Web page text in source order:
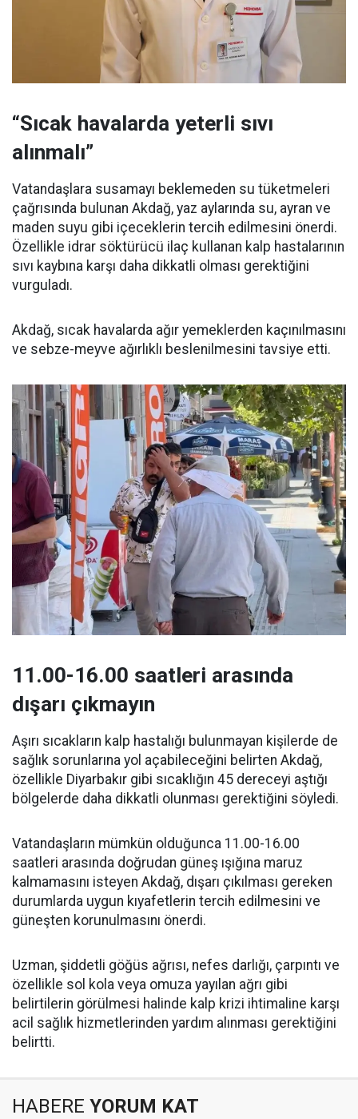
“Sıcak havalarda yeterli sıvı
alınmalı”
Vatandaşlara susamayı beklemeden su tüketmeleri
çağrısında bulunan Akdağ, yaz aylarında su, ayran ve
maden suyu gibi içeceklerin tercih edilmesini önerdi.
Özellikle idrar söktürücü ilaç kullanan kalp hastalarının
sıvı kaybına karşı daha dikkatli olması gerektiğini
vurguladı.
Akdağ, sıcak havalarda ağır yemeklerden kaçınılmasını
ve sebze-meyve ağırlıklı beslenilmesini tavsiye etti.
11.00-16.00 saatleri arasında
dışarı çıkmayın
Aşırı sıcakların kalp hastalığı bulunmayan kişilerde de
sağlık sorunlarına yol açabileceğini belirten Akdağ,
özellikle Diyarbakır gibi sıcaklığın 45 dereceyi aştığı
bölgelerde daha dikkatli olunması gerektiğini söyledi.
Vatandaşların mümkün olduğunca 11.00-16.00
saatleri arasında doğrudan güneş ışığına maruz
kalmamasını isteyen Akdağ, dışarı çıkılması gereken
durumlarda uygun kıyafetlerin tercih edilmesini ve
güneşten korunulmasını önerdi.
Uzman, şiddetli göğüs ağrısı, nefes darlığı, çarpıntı ve
özellikle sol kola veya omuza yayılan ağrı gibi
belirtilerin görülmesi halinde kalp krizi ihtimaline karşı
acil sağlık hizmetlerinden yardım alınması gerektiğini
belirtti.
HABERE YORUM KAT